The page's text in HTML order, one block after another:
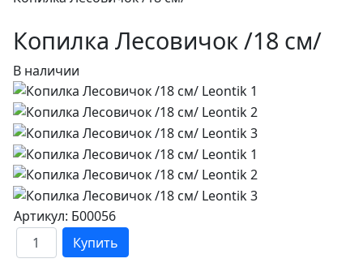
Копилка Лесовичок /18 см/
В наличии
Артикул: Б00056
Купить